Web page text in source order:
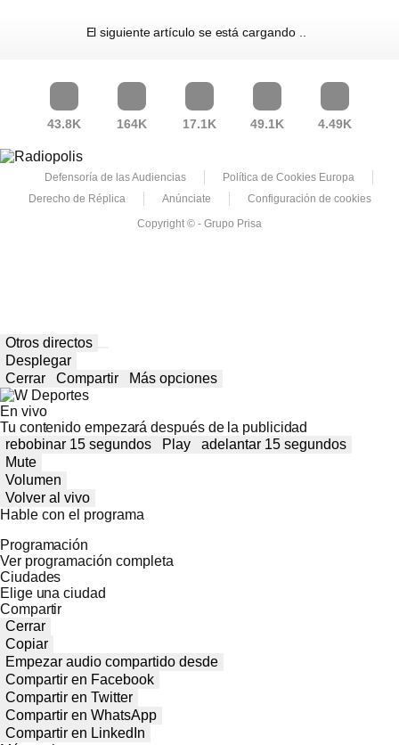
El siguiente artículo se está cargando
43.8K 164K 17.1K 49.1K 4.49K
Defensoría de las Audiencias
Política de Cookies Europa
Derecho de Réplica
Anúnciate
Configuración de cookies
Copyright © - Grupo Prisa
Otros directos
Desplegar
Cerrar
Compartir Más opciones
En vivo
Tu contenido empezará después de la publicidad
rebobinar 15 segundos
Play
adelantar 15 segundos
Mute
Volumen
Volver al vivo
Hable con el programa
Programación
Ver programación completa
Ciudades
Elige una ciudad
Compartir
Cerrar
Copiar
Empezar audio compartido desde
Compartir en Facebook
Compartir en Twitter
Compartir en WhatsApp
Compartir en LinkedIn